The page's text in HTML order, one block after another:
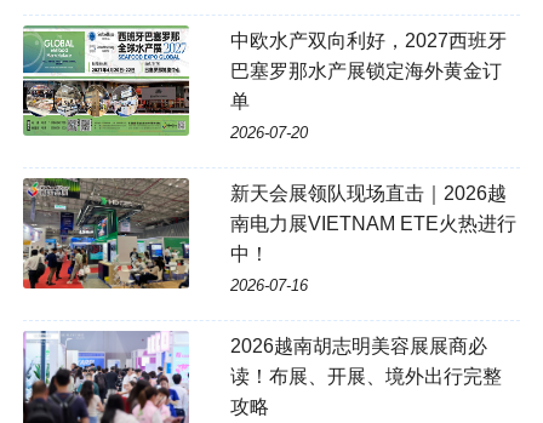
中欧水产双向利好，2027西班牙
巴塞罗那水产展锁定海外黄金订
单
2026-07-20
新天会展领队现场直击｜2026越
南电力展VIETNAM ETE火热进行
中！
2026-07-16
2026越南胡志明美容展展商必
读！布展、开展、境外出行完整
攻略